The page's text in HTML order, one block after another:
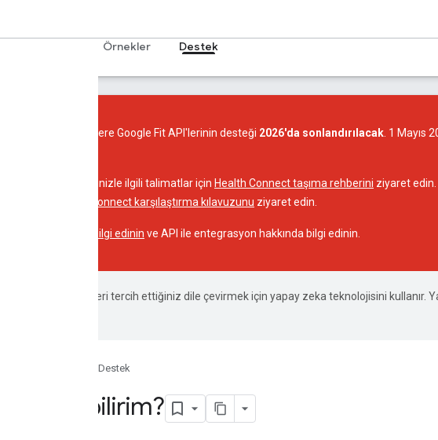
Örnekler Destek
de dahil olmak üzere Google Fit API'lerinin desteği 2026'da sonlandırılacak . 1 Mayıs
platforma geçeceğinizle ilgili talimatlar için Health Connect taşıma rehberini ziyaret
Health Connect karşılaştırma kılavuzunu ziyaret edin.
daha fazla bilgi edinin ve API ile entegrasyon hakkında bilgi edinin.
Google, içerikleri tercih ettiğiniz dile çevirmek için yapay zeka teknolojisini kullanır.
Destek
alabilirim?